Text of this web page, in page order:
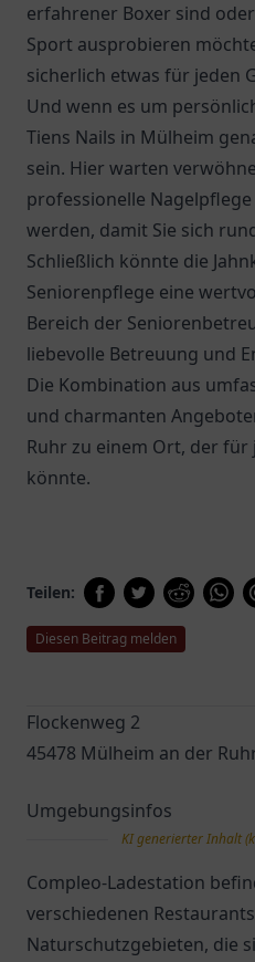
erfahrener Boxer sind
Sport ausprobieren
sicherlich etwas für jeden
Und wenn es um
Tiens Nails in Mülheim
sein. Hier warten
professionelle
werden, damit Sie sich
Schließlich könnte die
Seniorenpflege eine
Bereich der
liebevolle Betreuung und
Die Kombination aus
und charmanten
Ruhr zu einem Ort, der
könnte.
Teilen:
Diesen Beitrag melden
Flockenweg 2
45478 Mülheim an der
Umgebungsinfos
KI generierter Inhalt
Compleo-Ladestation
verschiedenen
Naturschutzgebieten, die